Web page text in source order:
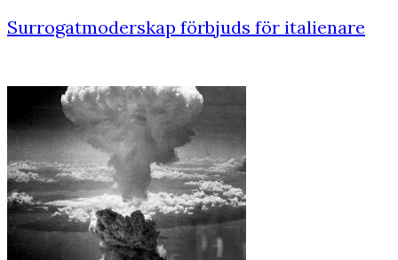
Surrogatmoderskap förbjuds för italienare